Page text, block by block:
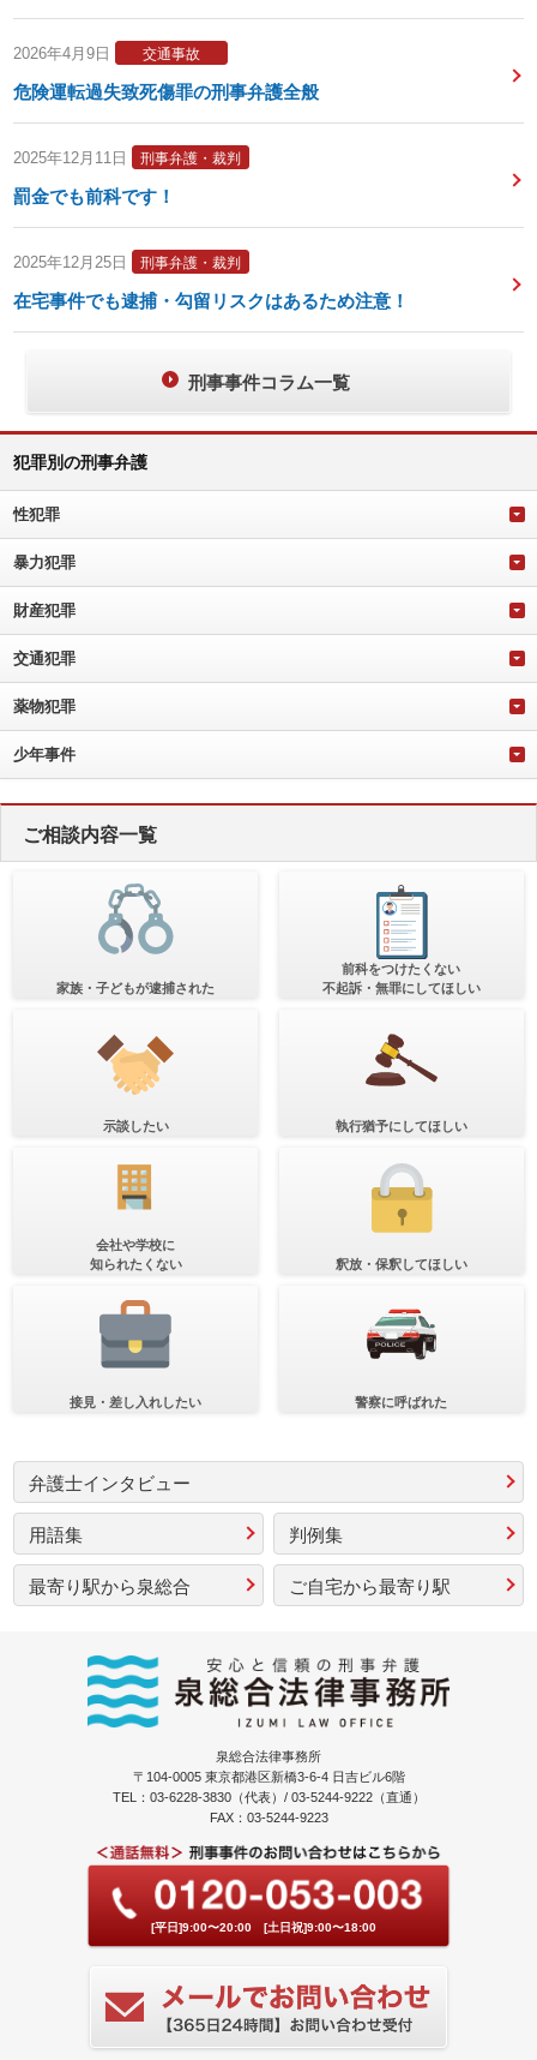
2026年4月9日 交通事故
危険運転過失致死傷罪の刑事弁護全般
2025年12月11日 刑事弁護・裁判
罰金でも前科です！
2025年12月25日 刑事弁護・裁判
在宅事件でも逮捕・勾留リスクはあるため注意！
刑事事件コラム一覧
犯罪別の刑事弁護
性犯罪
暴力犯罪
財産犯罪
交通犯罪
薬物犯罪
少年事件
ご相談内容一覧
家族・子どもが逮捕された
前科をつけたくない
不起訴・無罪にしてほしい
示談したい 執行猶予にしてほしい
会社や学校に
知られたくない
釈放・保釈してほしい
接見・差し入れしたい 警察に呼ばれた
弁護士インタビュー
判例集
用語集
ご自宅から最寄り駅
最寄り駅から泉総合
泉総合法律事務所
〒104-0005 東京都港区新橋3-6-4 日吉ビル6階
TEL：03-6228-3830（代表）/ 03-5244-9222（直通）
FAX：03-5244-9223
[平日]9:00〜20:00 [土日祝]9:00〜18:00